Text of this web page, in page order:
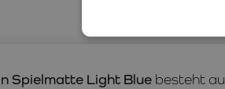
Spielmatte Light Blue besteht